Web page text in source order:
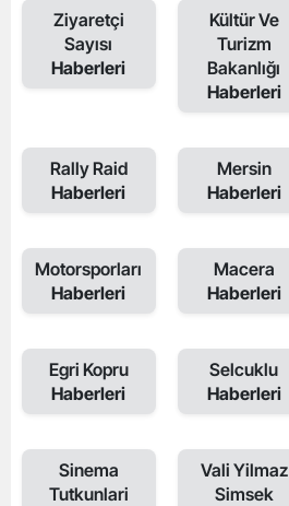
Ziyaretçi
Sayısı
Haberleri
Kültür Ve
Turizm
Bakanlığı
Haberleri
Rally Raid
Haberleri
Mersin
Haberleri
Motorsporları
Haberleri
Macera
Haberleri
Egri Kopru
Haberleri
Selcuklu
Haberleri
Sinema
Tutkunlari
Vali Yilmaz
Simsek